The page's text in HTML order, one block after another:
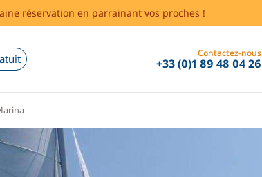
réservation en parrainant vos proches !
Contactez-nous
+33 (0)1 89 48 04 26